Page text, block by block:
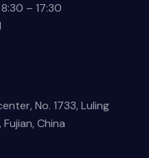
– 17:30
No. 1733, Luling
China